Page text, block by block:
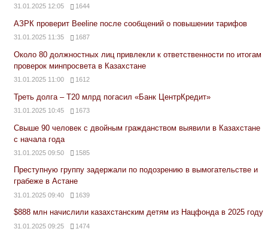
31.01.2025 12:05 1644
АЗРК проверит Beeline после сообщений о повышении тарифов
31.01.2025 11:35 1687
Около 80 должностных лиц привлекли к ответственности по итогам
проверок минпросвета в Казахстане
31.01.2025 11:00 1612
Треть долга – Т20 млрд погасил «Банк ЦентрКредит»
31.01.2025 10:45 1673
Свыше 90 человек с двойным гражданством выявили в Казахстане
с начала года
31.01.2025 09:50 1585
Преступную группу задержали по подозрению в вымогательстве и
грабеже в Астане
31.01.2025 09:40 1639
$888 млн начислили казахстанским детям из Нацфонда в 2025 году
31.01.2025 09:25 1474